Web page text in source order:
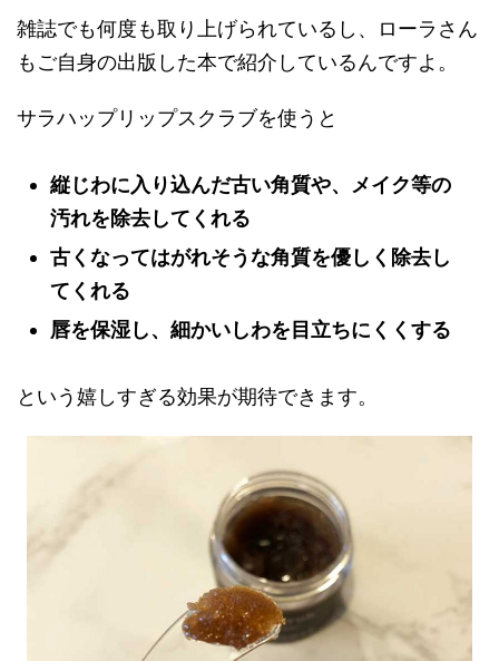
雑誌でも何度も取り上げられているし、ローラさん
もご自身の出版した本で紹介しているんですよ。
サラハップリップスクラブを使うと
縦じわに入り込んだ古い角質や、メイク等の
汚れを除去してくれる
古くなってはがれそうな角質を優しく除去し
てくれる
唇を保湿し、細かいしわを目立ちにくくする
という嬉しすぎる効果が期待できます。